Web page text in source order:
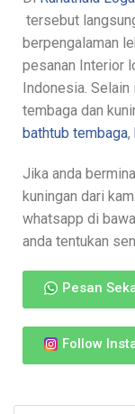
tersebut
berpengalaman
pesanan Interior
Indonesia.
tembaga dan
bathtub tembaga,
Jika anda
kuningan dari
whatsapp di
anda tentukan
Pesan
Follow